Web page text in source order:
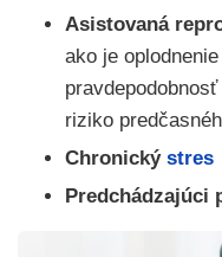
Asistovaná
ako je
riziko
Chronický stres
Predchádzajúci